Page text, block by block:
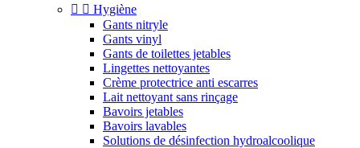
  Hygiène
Gants nitryle
Gants vinyl
Gants de toilettes jetables
Lingettes nettoyantes
Crème protectrice anti escarres
Lait nettoyant sans rinçage
Bavoirs jetables
Bavoirs lavables
Solutions de désinfection hydroalcoolique